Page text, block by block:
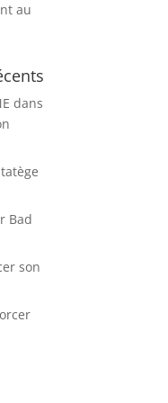
au
dans
Bad
son